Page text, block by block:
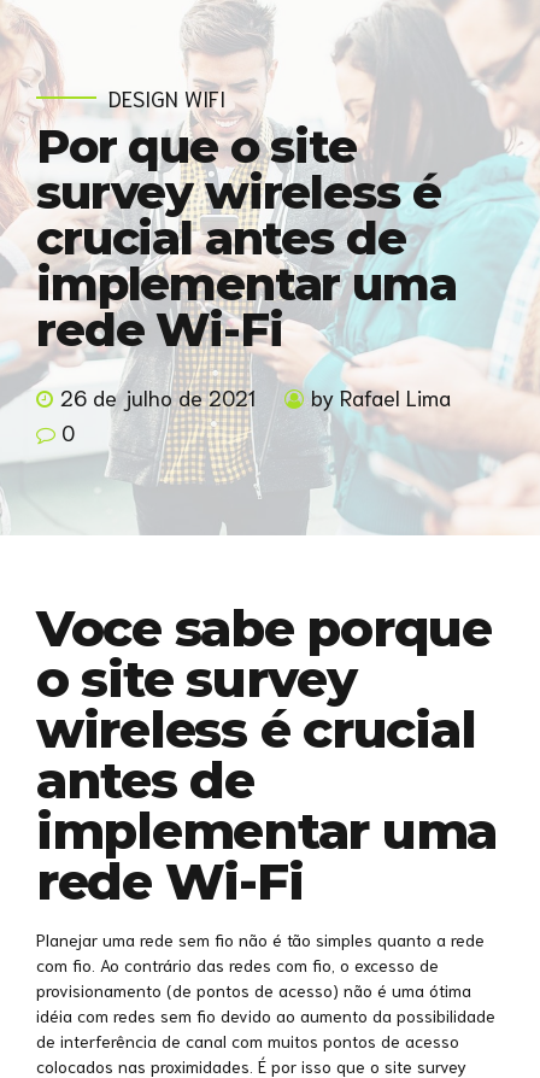
DESIGN WIFI
Por que o site
survey wireless é
crucial antes de
implementar uma
rede Wi-Fi
26 de julho de 2021
by Rafael Lima
0
Voce sabe porque
o site survey
wireless é crucial
antes de
implementar uma
rede Wi-Fi
Planejar uma rede sem fio não é tão simples quanto a rede
com fio. Ao contrário das redes com fio, o excesso de
provisionamento (de pontos de acesso) não é uma ótima
idéia com redes sem fio devido ao aumento da possibilidade
de interferência de canal com muitos pontos de acesso
colocados nas proximidades. É por isso que o site survey